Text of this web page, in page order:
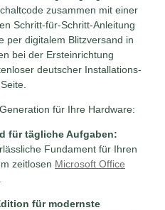
zusammen mit einer
Schritt-für-Schritt-Anleitung
per digitalem Blitzversand in
bei der Ersteinrichtung
deutscher Installations-
für Ihre Hardware:
für tägliche Aufgaben:
Fundament für Ihren
zeitlosen Microsoft Office
für modernste